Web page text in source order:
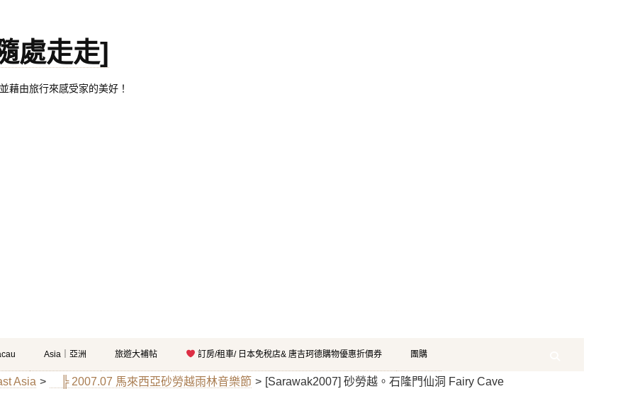
處走走]
由旅行來感受家的美好！
Asia｜亞洲 旅遊大補帖 訂房/租車/ 日本免稅店& 唐吉珂德購物優惠折價券 團購
Asia > ╠ 2007.07 馬來西亞砂勞越雨林音樂節 > [Sarawak2007] 砂勞越。石隆門仙洞 Fairy Cave